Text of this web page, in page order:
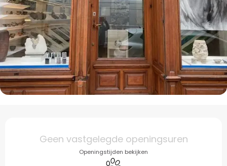
Openingstijden en
Geen vastgelegde openingsuren
Openingstijden bekijken
Dieren toegelaten